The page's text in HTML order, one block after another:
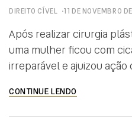
DIREITO CÍVEL 11 DE NOVEMBRO
Após realizar cirurgia
uma mulher ficou com
irreparável e ajuizou
médica de Itajaí. Apesar
e após a mamoplastia, a
CONTINUE LENDO